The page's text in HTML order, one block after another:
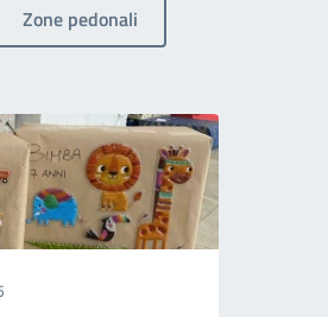
Zone pedonali